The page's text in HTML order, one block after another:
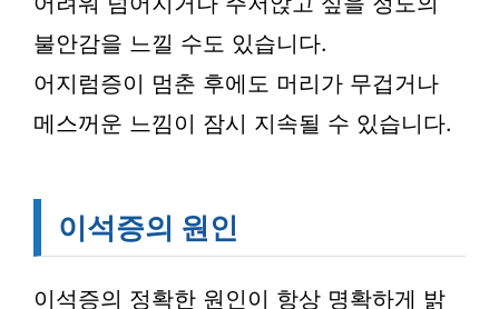
불안감을 느낄 수도 있습니다.
어지럼증이 멈춘 후에도 머리가 무겁거나
메스꺼운 느낌이 잠시 지속될 수 있습니다.
이석증의 원인
이석증의 정확한 원인이 항상 명확하게 밝